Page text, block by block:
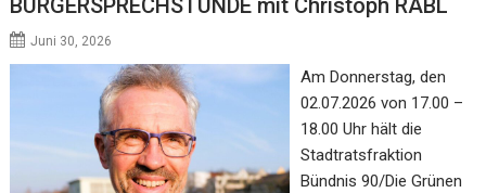
BÜRGERSPRECHSTUNDE mit Christoph RABL
Juni 30, 2026
Am Donnerstag, den
02.07.2026 von 17.00 –
18.00 Uhr hält die
Stadtratsfraktion
Bündnis 90/Die Grünen